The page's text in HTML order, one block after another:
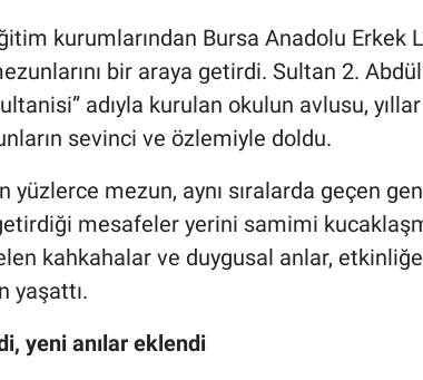
kurumlarından Bursa Anadolu Erkek
bir araya getirdi. Sultan 2.
adıyla kurulan okulun avlusu,
sevinci ve özlemiyle doldu.
yüzlerce mezun, aynı sıralarda geçen
mesafeler yerini samimi
kahkahalar ve duygusal anlar,
yaşattı.
yeni anılar eklendi